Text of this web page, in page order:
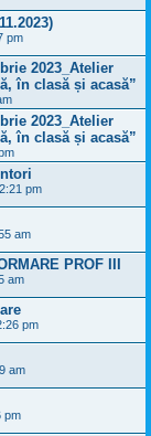
pm
2023_Atelier
în clasă și acasă”
2023_Atelier
în clasă și acasă”
pm
am
PROF III
am
pm
am
pm